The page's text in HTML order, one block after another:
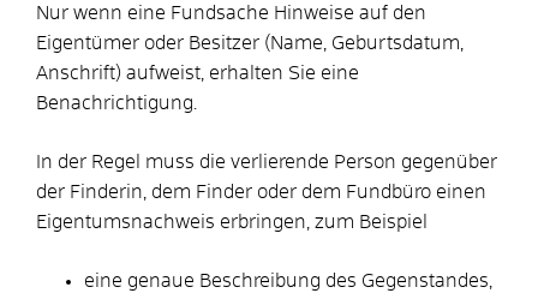
Nur wenn eine Fundsache Hinweise auf den
Eigentümer oder Besitzer (Name, Geburtsdatum,
Anschrift) aufweist, erhalten Sie eine
Benachrichtigung.
In der Regel muss die verlierende Person gegenüber
der Finderin, dem Finder oder dem Fundbüro einen
Eigentumsnachweis erbringen, zum Beispiel
eine genaue Beschreibung des Gegenstandes,